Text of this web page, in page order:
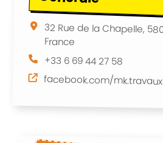
32 Rue de la Chapelle,
France
+33 6 69 44 27 58
facebook.com/